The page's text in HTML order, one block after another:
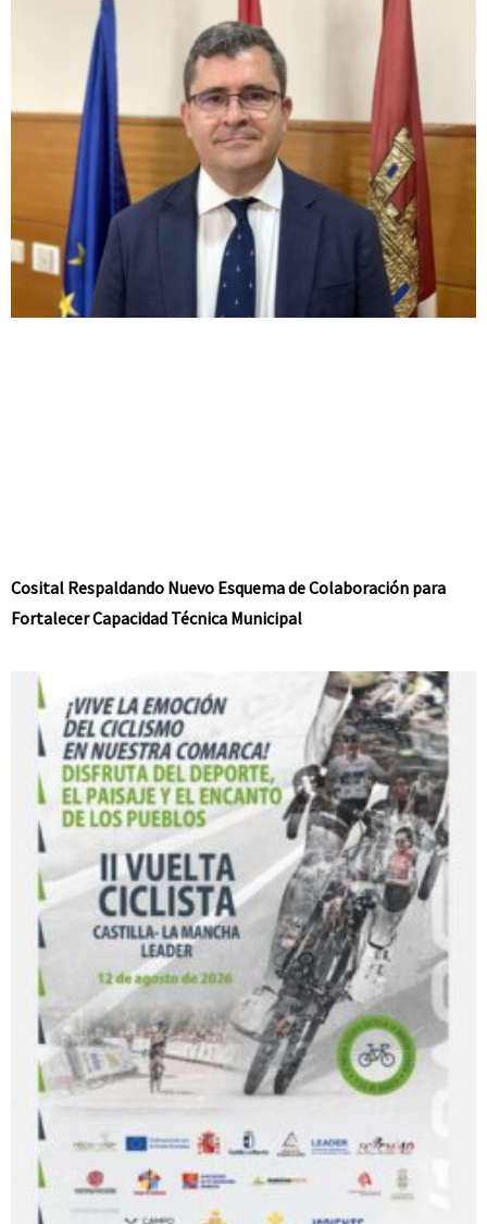
Cosital Respaldando Nuevo Esquema de Colaboración para
Fortalecer Capacidad Técnica Municipal